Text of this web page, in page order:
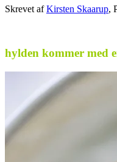
Skrevet afKirsten Skaarup,
hylden kommer med